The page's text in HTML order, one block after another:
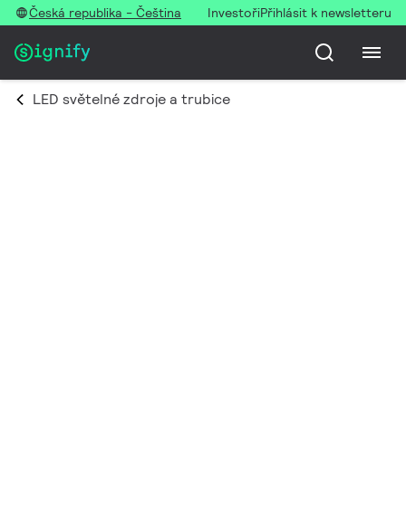
Česká republika - Čeština InvestořiPřihlásit k newsletteru
LED světelné zdroje a trubice